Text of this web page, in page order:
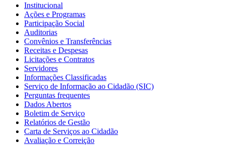
Institucional
Ações e Programas
Participação Social
Auditorias
Convênios e Transferências
Receitas e Despesas
Licitações e Contratos
Servidores
Informações Classificadas
Serviço de Informação ao Cidadão (SIC)
Perguntas frequentes
Dados Abertos
Boletim de Serviço
Relatórios de Gestão
Carta de Serviços ao Cidadão
Avaliação e Correição